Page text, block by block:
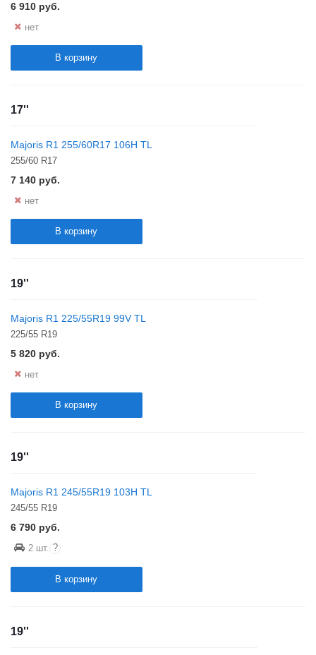
6 910 руб.
нет
В корзину
17''
Majoris R1 255/60R17 106H TL
255/60 R17
7 140 руб.
нет
В корзину
19''
Majoris R1 225/55R19 99V TL
225/55 R19
5 820 руб.
нет
В корзину
19''
Majoris R1 245/55R19 103H TL
245/55 R19
6 790 руб.
2 шт. ?
В корзину
19''